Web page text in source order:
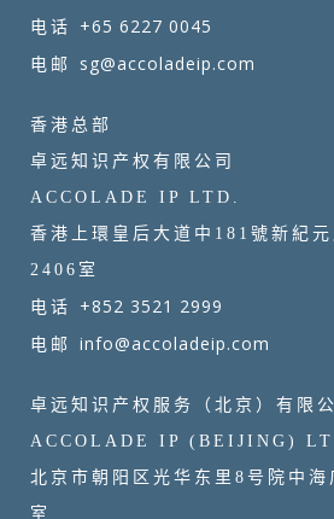
电话 +65 6227 0045
电邮 sg@accoladeip.com
香港总部
卓远知识产权有限公司
ACCOLADE IP LTD.
香港上環皇后大道中181號新紀
2406室
电话 +852 3521 2999
电邮 info@accoladeip.com
卓远知识产权服务（北京）有限
ACCOLADE IP (BEIJING)
北京市朝阳区光华东里8号院中海
室